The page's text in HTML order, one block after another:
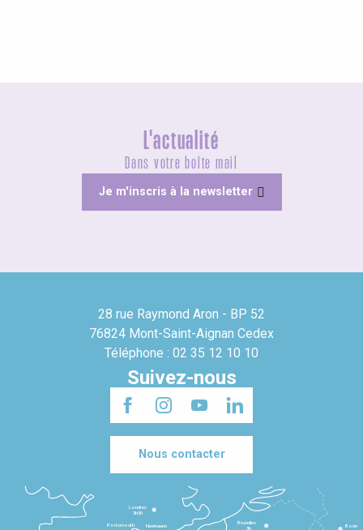
L'actualité
Dans votre boîte mail
Je m'inscris à la newsletter
28 rue Raymond Aron - BP 52
76824 Mont-Saint-Aignan Cedex
Téléphone : 02 35 12 10 10
Suivez-nous
Nous contacter
Bruxelles
3h
Londres
3h30
Newhaven
Portsmouth
Bonn